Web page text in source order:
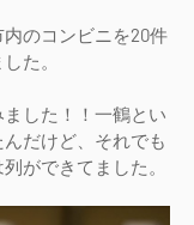
のコンビニを20件
た。
した！！一鶴とい
だけど、それでも
ができてました。